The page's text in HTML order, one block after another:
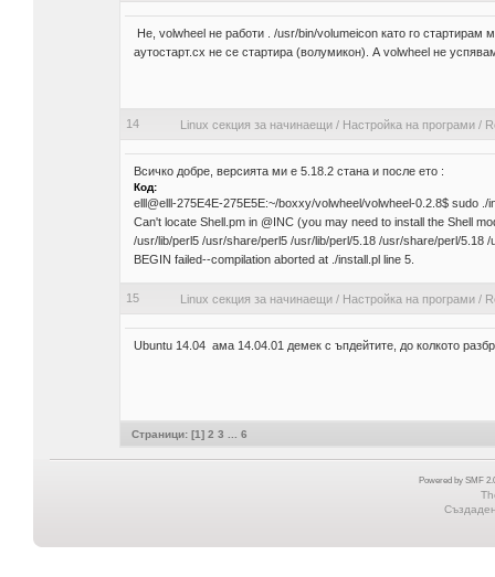
Не, volwheel не работи . /usr/bin/volumeicon като го стартирам
аутостарт.сх не се стартира (волумикон). А volwheel не
14 Linux секция за начинаещи/ Настройка на програми/
Всичко добре, версията ми е 5.18.2 стана и после ето :
Код:
elll@elll-275E4E-275E5E:~/boxxy/volwheel/volwheel-0.2.8$ sudo ./
Can't locate Shell.pm in @INC (you may need to install the Shell
/usr/lib/perl5 /usr/share/perl5 /usr/lib/perl/5.18 /usr/share/perl/5.18 /
BEGIN failed--compilation aborted at ./install.pl line 5.
15 Linux секция за начинаещи/ Настройка на програми/
Ubuntu 14.04 ама 14.04.01 демек с ъпдейтите, до колкото
Страници: [1] 2 3 6
Powered by SMF